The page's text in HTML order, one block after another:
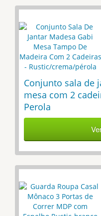
Conjunto sala de
mesa com 2
Perola